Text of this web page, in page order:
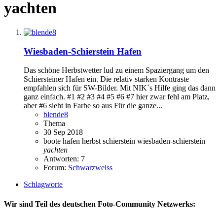
yachten
Wiesbaden-Schierstein Hafen
Das schöne Herbstwetter lud zu einem Spaziergang um den
Schiersteiner Hafen ein. Die relativ starken Kontraste
empfahlen sich für SW-Bilder. Mit NIK´s Hilfe ging das dann
ganz einfach. #1 #2 #3 #4 #5 #6 #7 hier zwar fehl am Platz,
aber #6 sieht in Farbe so aus Für die ganze...
blende8
Thema
30 Sep 2018
boote hafen herbst schierstein wiesbaden-schierstein
yachten
Antworten: 7
Forum: Schwarzweiss
Schlagworte
Wir sind Teil des deutschen Foto-Community Netzwerks: